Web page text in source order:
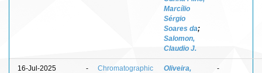
Marcílio
Sérgio
Soares da;
Salomon,
Claudio J.
16-Jul-2025 -
Chromatographic
Oliveira,
-